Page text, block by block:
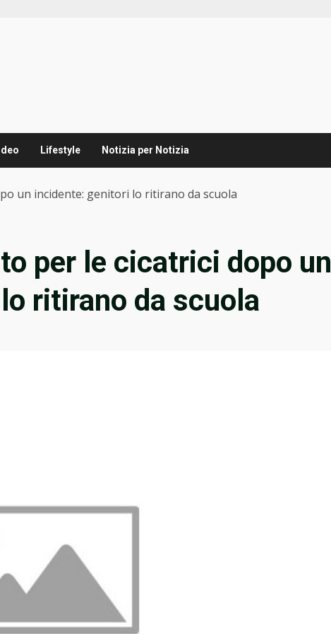
Lifestyle Notizia per Notizia
un incidente: genitori lo ritirano da scuola
per le cicatrici dopo un
ritirano da scuola